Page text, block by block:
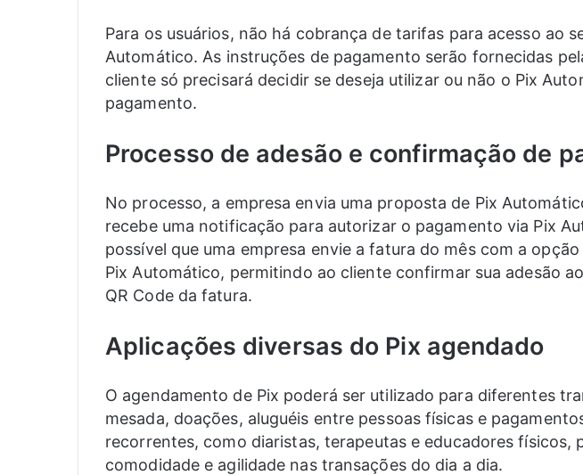
Para os usuários, não há cobrança de tarifas para acesso ao
Automático. As instruções de pagamento serão fornecidas
cliente só precisará decidir se deseja utilizar ou não o Pix
pagamento.
Processo de adesão e confirmação de
No processo, a empresa envia uma proposta de Pix
recebe uma notificação para autorizar o pagamento via Pix
possível que uma empresa envie a fatura do mês com a
Pix Automático, permitindo ao cliente confirmar sua adesão
QR Code da fatura.
Aplicações diversas do Pix agendado
O agendamento de Pix poderá ser utilizado para diferentes
mesada, doações, aluguéis entre pessoas físicas e
recorrentes, como diaristas, terapeutas e educadores físicos,
comodidade e agilidade nas transações do dia a dia.